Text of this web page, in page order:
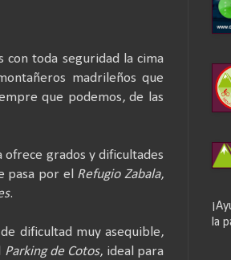
con toda seguridad la cima
madrileños que
que podemos, de las
ofrece grados y dificultades
pasa por el Refugio Zabala,
.
dificultad muy asequible,
Parking de Cotos, ideal para
la